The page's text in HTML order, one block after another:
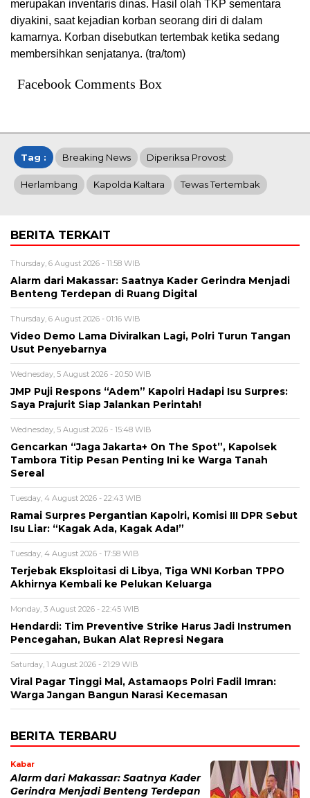
merupakan inventaris dinas. Hasil olah TKP sementara
diyakini, saat kejadian korban seorang diri di dalam
kamarnya. Korban disebutkan tertembak ketika sedang
membersihkan senjatanya. (tra/tom)
Facebook Comments Box
Tag : Breaking News Diperiksa Provost
Herlambang Kapolda Kaltara Tewas Tertembak
BERITA TERKAIT
Thursday, 6 August 2026 - 11:58 WIB
Alarm dari Makassar: Saatnya Kader Gerindra Menjadi
Benteng Terdepan di Ruang Digital
Thursday, 6 August 2026 - 01:16 WIB
Video Demo Lama Diviralkan Lagi, Polri Turun Tangan
Usut Penyebarnya
Wednesday, 5 August 2026 - 20:50 WIB
JMP Puji Respons “Adem” Kapolri Hadapi Isu Surpres:
Saya Prajurit Siap Jalankan Perintah!
Wednesday, 5 August 2026 - 15:48 WIB
Gencarkan “Jaga Jakarta+ On The Spot”, Kapolsek
Tambora Titip Pesan Penting Ini ke Warga Tanah
Sereal
Tuesday, 4 August 2026 - 22:43 WIB
Ramai Surpres Pergantian Kapolri, Komisi III DPR Sebut
Isu Liar: “Kagak Ada, Kagak Ada!”
Tuesday, 4 August 2026 - 17:58 WIB
Terjebak Eksploitasi di Libya, Tiga WNI Korban TPPO
Akhirnya Kembali ke Pelukan Keluarga
Monday, 3 August 2026 - 22:45 WIB
Hendardi: Tim Preventive Strike Harus Jadi Instrumen
Pencegahan, Bukan Alat Represi Negara
Saturday, 1 August 2026 - 21:29 WIB
Viral Pagar Tinggi Mal, Astamaops Polri Fadil Imran:
Warga Jangan Bangun Narasi Kecemasan
BERITA TERBARU
Kabar
Alarm dari Makassar: Saatnya Kader
Gerindra Menjadi Benteng Terdepan